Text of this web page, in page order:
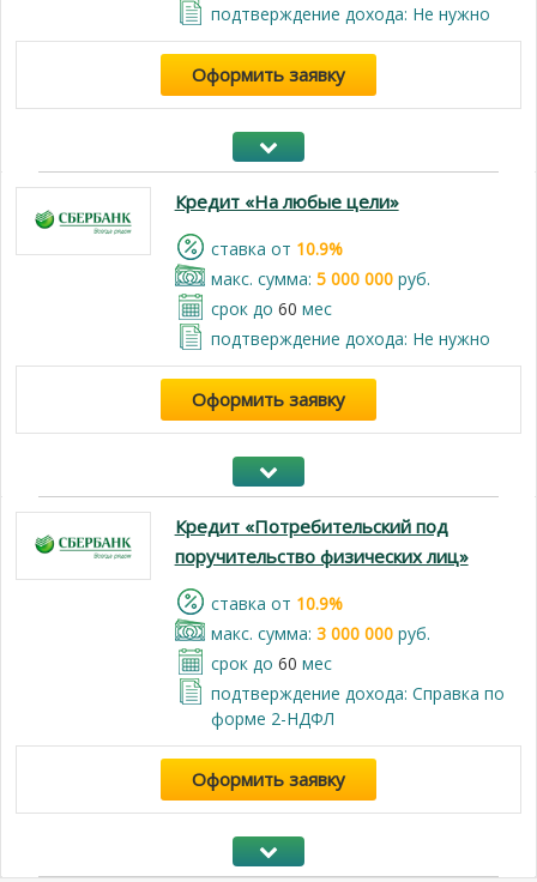
подтверждение дохода: Не нужно
Оформить заявку
Кредит «На любые цели»
cтавка от 10.9%
макс. сумма: 5 000 000руб.
срок до 60 мес
подтверждение дохода: Не нужно
Оформить заявку
Кредит «Потребительский под
поручительство физических лиц»
cтавка от 10.9%
макс. сумма: 3 000 000руб.
срок до 60 мес
подтверждение дохода: Справка по
форме 2-НДФЛ
Оформить заявку